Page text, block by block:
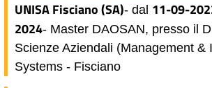
UNISA Fisciano (SA)- dal 11-09-
2024- Master DAOSAN, presso il
Scienze Aziendali (Management &
Systems - Fisciano